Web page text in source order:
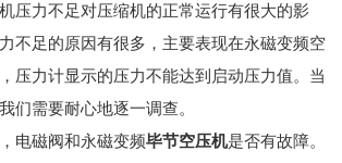
压力不足对压缩机的正常运行有很大的影
不足的原因有很多，主要表现在永磁变频空
压力计显示的压力不能达到启动压力值。当
们需要耐心地逐一调查。
电磁阀和永磁变频毕节空压机是否有故障。